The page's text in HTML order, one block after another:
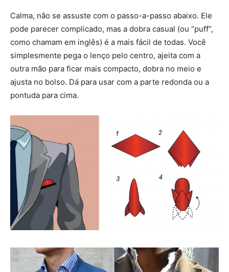
Calma, não se assuste com o passo-a-passo abaixo. Ele
pode parecer complicado, mas a dobra casual (ou “puff”,
como chamam em inglês) é a mais fácil de todas. Você
simplesmente pega o lenço pelo centro, ajeita com a
outra mão para ficar mais compacto, dobra no meio e
ajusta no bolso. Dá para usar com a parte redonda ou a
pontuda para cima.